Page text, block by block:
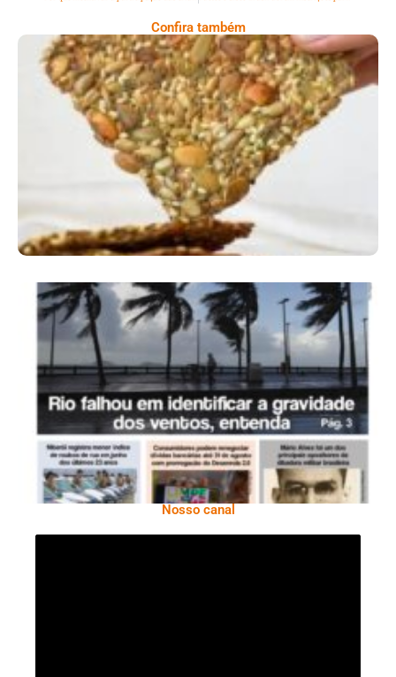
Confira também
Comer Bem: Cracker De Sementes
Ano X – Número 366 01 A 07 De Agosto De
2026
Nosso canal